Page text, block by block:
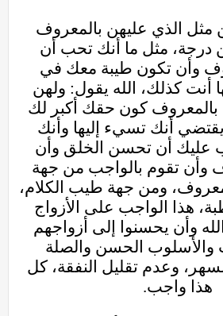
مثل الذي عليهن بالمعروف
درجة، مثل ما أنك تحب أن
وأن تكون طيبة معك في
أنت كذلك، الله يقول: ولهن
بالمعروف كون حقك أكبر لك
يقتضي أنك تسيء إليها وأنك
عليك أن تحسن الخلق وأن
وأن تقوم بالواجب من جهة
ومن جهة طيب الكلام،
هذا الواجب على الأزواج
وأن يحسنوا إلى أزواجهم
والأسلوب الحسن والصلة
وعدم تقليل النفقة، كل
هذا واجب.